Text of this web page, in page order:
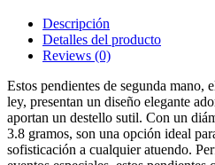
Descripción
Detalles del producto
Reviews (0)
Estos pendientes de segunda mano,
ley, presentan un diseño elegante
aportan un destello sutil. Con un
3.8 gramos, son una opción ideal
sofisticación a cualquier atuendo.